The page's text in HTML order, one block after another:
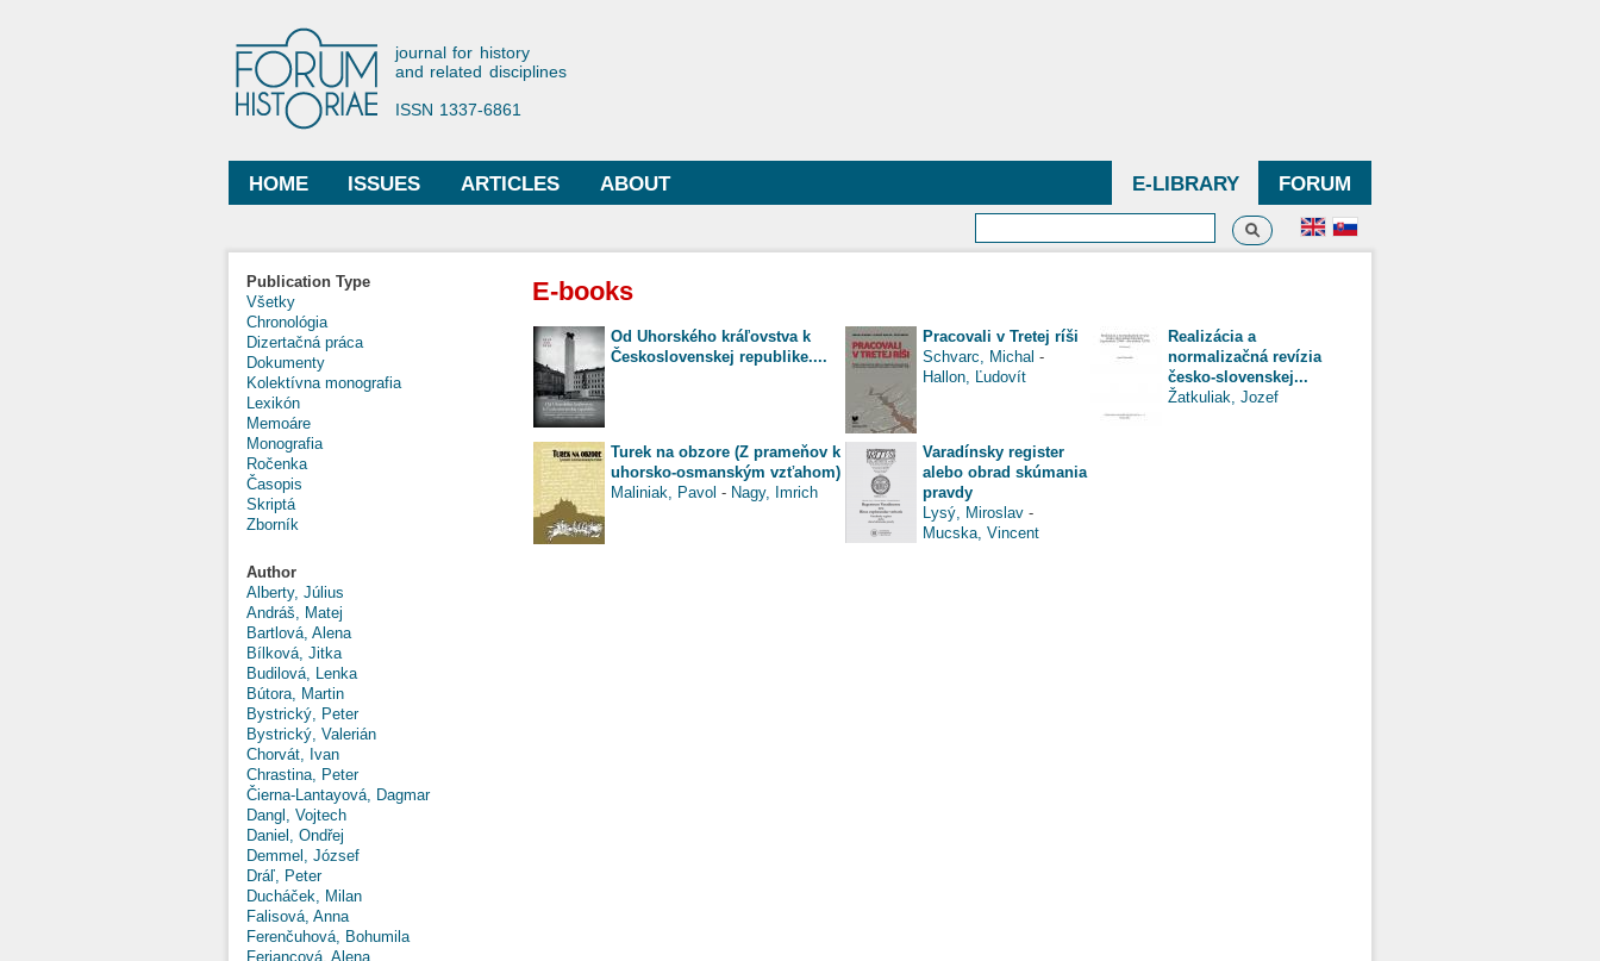
Forum Historiae
journal for history
and related disciplines
ISSN 1337-6861
Main menu
HOME ISSUES ARTICLES FORUM
E-LIBRARY
ABOUT
Search form
Search
Publication Type
Všetky
Chronológia
Dizertačná práca
Dokumenty
Kolektívna monografia
Lexikón
Memoáre
Monografia
Ročenka
Časopis
Skriptá
Zborník
Author
Alberty, Július
Andráš, Matej
Bartlová, Alena
Bílková, Jitka
Budilová, Lenka
Bútora, Martin
Bystrický, Peter
Bystrický, Valerián
Chorvát, Ivan
Chrastina, Peter
Čierna-Lantayová, Dagmar
Dangl, Vojtech
Daniel, Ondřej
Demmel, József
Dráľ, Peter
Ducháček, Milan
Falisová, Anna
Ferenčuhová, Bohumila
Feriancová, Alena
E-books
Od Uhorského kráľovstva k
Československej republike....
Pracovali v Tretej ríši
Schvarc, Michal -
Hallon, Ľudovít
Realizácia a
normalizačná revízia
česko-slovenskej...
Žatkuliak, Jozef
Turek na obzore (Z prameňov k
uhorsko-osmanským vzťahom)
Maliniak, Pavol - Nagy, Imrich
Varadínsky register
alebo obrad skúmania
pravdy
Lysý, Miroslav -
Mucska, Vincent